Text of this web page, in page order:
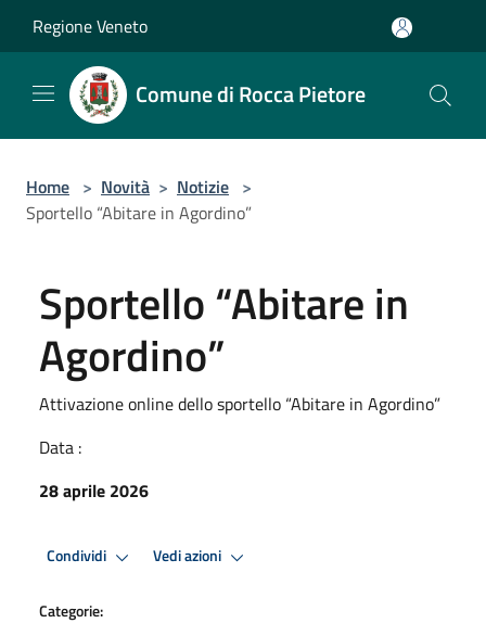
Regione Veneto
Comune di Rocca Pietore
Home > Novità > Notizie >
Sportello “Abitare in Agordino”
Sportello “Abitare in
Agordino”
Attivazione online dello sportello “Abitare in Agordino”
Data :
28 aprile 2026
Condividi Vedi azioni
Categorie: